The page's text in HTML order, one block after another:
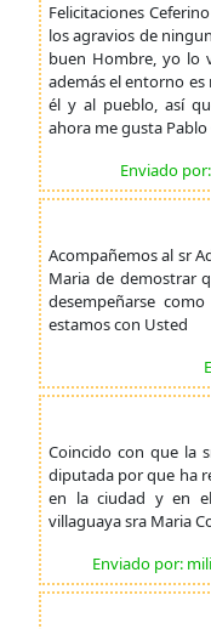
Felicitaciones
los agravios de
buen Hombre, yo lo
además el entorno
él y al pueblo, así
ahora me gusta Pablo
Enviado
Acompañemos al sr
Maria de demostrar
desempeñarse
estamos con Usted
Coincido con que la
diputada por que ha
en la ciudad y en
villaguaya sra Maria
Enviado por: